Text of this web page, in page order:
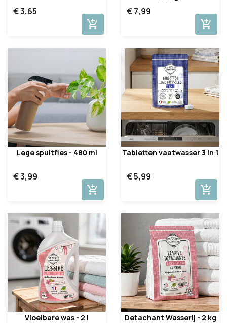
€ 3,65
add_shopping_cart
€ 7,99
add_shopping_cart
Lege spuitfles - 480 ml
€ 3,99
add_shopping_cart
Tabletten vaatwasser 3 in 1
€ 5,99
add_shopping_cart
Vloeibare was - 2 l Detachant Wasserij - 2 kg